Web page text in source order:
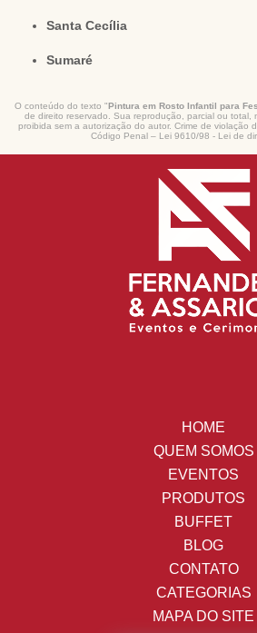
Santa Cecília
Sumaré
O conteúdo do texto "Pintura em Rosto Infantil para
de direito reservado. Sua reprodução, parcial ou total,
proibida sem a autorização do autor. Crime de violação
Código Penal – Lei 9610/98 - Lei de
HOME
QUEM SOMOS
EVENTOS
PRODUTOS
BUFFET
BLOG
CONTATO
CATEGORIAS
MAPA DO SITE